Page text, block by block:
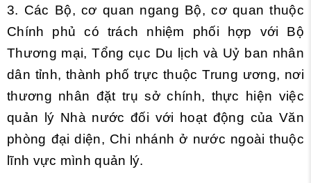
3. Các Bộ, cơ quan ngang Bộ, cơ quan thuộc
Chính phủ có trách nhiệm phối hợp với Bộ
Thương mại, Tổng cục Du lịch và Uỷ ban nhân
dân tỉnh, thành phố trực thuộc Trung ương, nơi
thương nhân đặt trụ sở chính, thực hiện việc
quản lý Nhà nước đối với hoạt động của Văn
phòng đại diện, Chi nhánh ở nước ngoài thuộc
lĩnh vực mình quản lý.